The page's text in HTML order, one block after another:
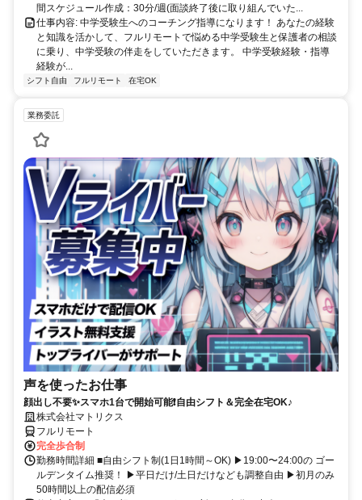
間スケジュール作成：30分/週(面談終了後に取り組んでいた...
仕事内容: 中学受験生へのコーチング指導になります！ あなたの経験
と知識を活かして、フルリモートで悩める中学受験生と保護者の相談
に乗り、中学受験の伴走をしていただきます。 中学受験経験・指導
経験が...
シフト自由 フルリモート 在宅OK
業務委託
声を使ったお仕事
顔出し不要✨スマホ1台で開始可能❗自由シフト＆完全在宅OK♪
株式会社マトリクス
フルリモート
完全歩合制
勤務時間詳細 ■自由シフト制(1日1時間～OK) ▶19:00〜24:00の ゴー
ルデンタイム推奨！ ▶平日だけ/土日だけなども調整自由 ▶初月のみ
50時間以上の配信必須